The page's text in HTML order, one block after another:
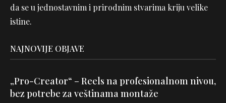
da se u jednostavnim i prirodnim stvarima kriju velike
istine.
NAJNOVIJE OBJAVE
„Pro-Creator“ – Reels na profesionalnom nivou,
bez potrebe za veštinama montaže